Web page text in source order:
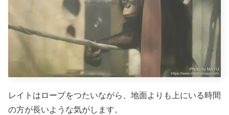
レイトはロープをつたいながら、地面よりも上にいる時間
の方が長いような気がします。